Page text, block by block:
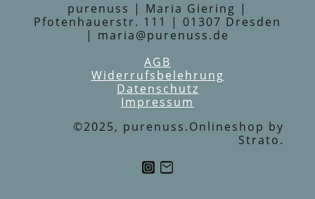
purenuss | Maria Giering |
Pfotenhauerstr. 111 | 01307 Dresden
| maria@purenuss.de
AGB
Widerrufsbelehrung
Datenschutz
Impressum
©2025, purenuss.Onlineshop by
Strato.